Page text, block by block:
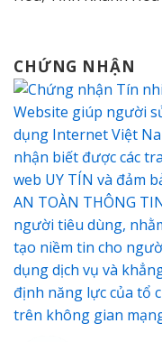
CHỨNG NHẬN